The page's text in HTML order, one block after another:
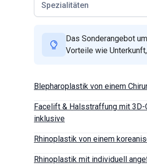
Spezialitäten
Das Sonderangebot
Vorteile wie
Blepharoplastik von einem
Facelift & Halsstraffung mit
inklusive
Rhinoplastik von einem
Rhinoplastik mit individuell